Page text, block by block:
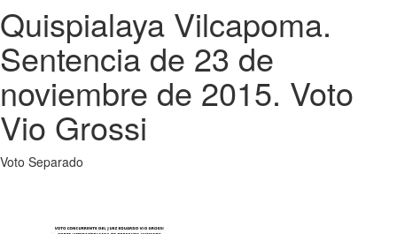
Quispialaya Vilcapoma.
Sentencia de 23 de
noviembre de 2015. Voto
Vio Grossi
Voto Separado